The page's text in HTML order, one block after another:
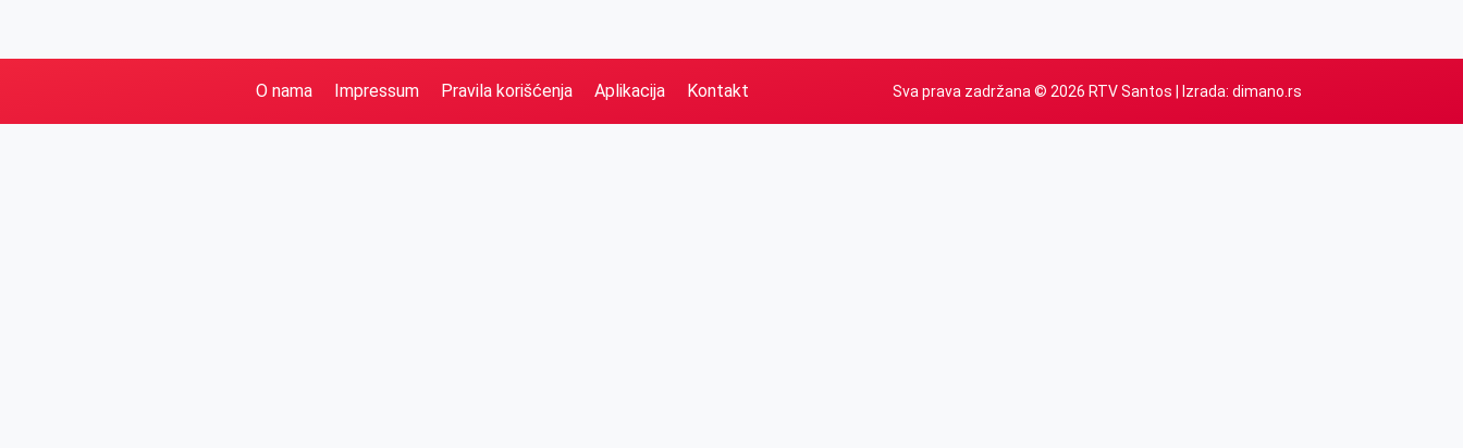
O nama Impressum Pravila korišćenja Aplikacija Kontakt Sva prava zadržana © 2026 RTV Santos | Izrada: dimano.rs